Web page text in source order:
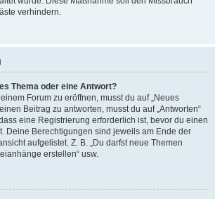
verhindern.
Thema oder eine Antwort?
Forum zu eröffnen, musst du auf „Neues
Beitrag zu antworten, musst du auf „Antworten“
eine Registrierung erforderlich ist, bevor du einen
Deine Berechtigungen sind jeweils am Ende der
aufgelistet. Z. B. „Du darfst neue Themen
erstellen“ usw.